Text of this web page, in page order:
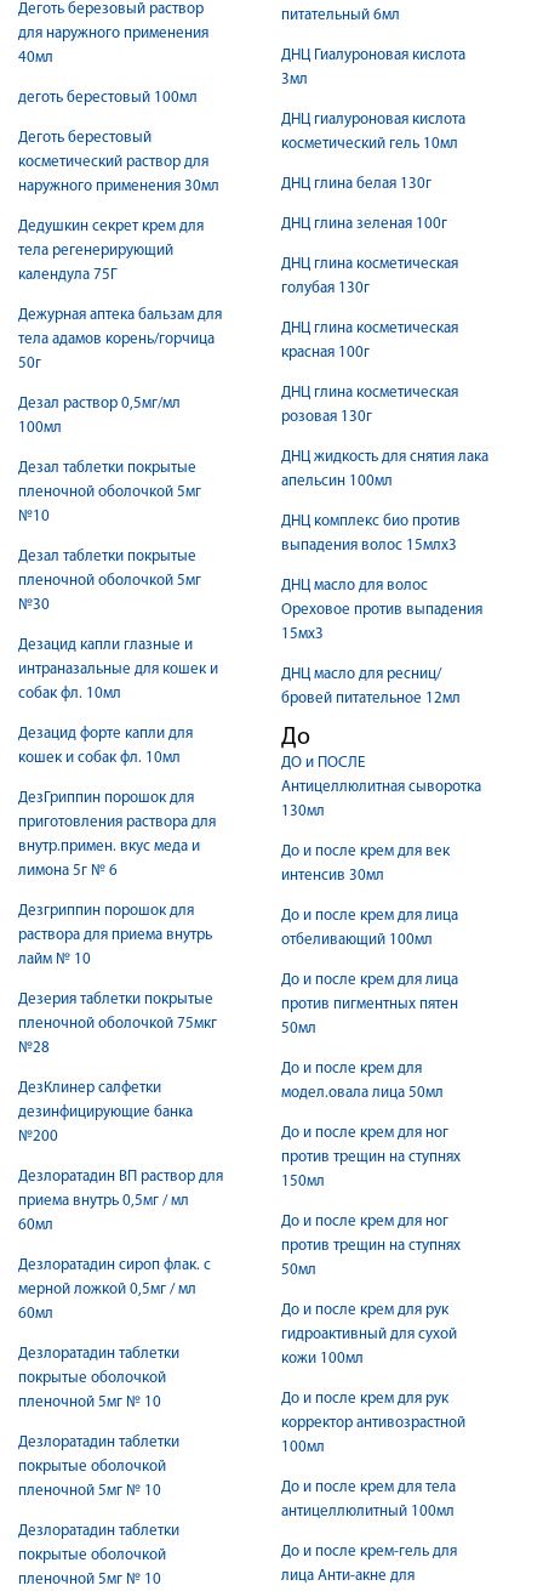
Деготь березовый раствор
для наружного применения
40мл
деготь берестовый 100мл
Деготь берестовый
косметический раствор для
наружного применения 30мл
Дедушкин секрет крем для
тела регенерирующий
календула 75Г
Дежурная аптека бальзам для
тела адамов корень/горчица
50г
Дезал раствор 0,5мг/мл
100мл
Дезал таблетки покрытые
пленочной оболочкой 5мг
№10
Дезал таблетки покрытые
пленочной оболочкой 5мг
№30
Дезацид капли глазные и
интраназальные для кошек и
собак фл. 10мл
Дезацид форте капли для
кошек и собак фл. 10мл
ДезГриппин порошок для
приготовления раствора для
внутр.примен. вкус меда и
лимона 5г № 6
Дезгриппин порошок для
раствора для приема внутрь
лайм № 10
Дезерия таблетки покрытые
пленочной оболочкой 75мкг
№28
ДезКлинер салфетки
дезинфицирующие банка
№200
Дезлоратадин ВП раствор для
приема внутрь 0,5мг / мл
60мл
Дезлоратадин сироп флак. с
мерной ложкой 0,5мг / мл
60мл
Дезлоратадин таблетки
покрытые оболочкой
пленочной 5мг № 10
Дезлоратадин таблетки
покрытые оболочкой
пленочной 5мг № 10
Дезлоратадин таблетки
покрытые оболочкой
пленочной 5мг № 10
питательный 6мл
ДНЦ Гиалуроновая кислота
3мл
ДНЦ гиалуроновая кислота
косметический гель 10мл
ДНЦ глина белая 130г
ДНЦ глина зеленая 100г
ДНЦ глина косметическая
голубая 130г
ДНЦ глина косметическая
красная 100г
ДНЦ глина косметическая
розовая 130г
ДНЦ жидкость для снятия лака
апельсин 100мл
ДНЦ комплекс био против
выпадения волос 15млх3
ДНЦ масло для волос
Ореховое против выпадения
15мх3
ДНЦ масло для ресниц/
бровей питательное 12мл
До
ДО и ПОСЛЕ
Антицеллюлитная сыворотка
130мл
До и после крем для век
интенсив 30мл
До и после крем для лица
отбеливающий 100мл
До и после крем для лица
против пигментных пятен
50мл
До и после крем для
модел.овала лица 50мл
До и после крем для ног
против трещин на ступнях
150мл
До и после крем для ног
против трещин на ступнях
50мл
До и после крем для рук
гидроактивный для сухой
кожи 100мл
До и после крем для рук
корректор антивозрастной
100мл
До и после крем для тела
антицеллюлитный 100мл
До и после крем-гель для
лица Анти-акне для